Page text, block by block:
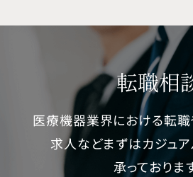
転職相
医療機器業界における転職
求人などまずはカジュ
承っておりま